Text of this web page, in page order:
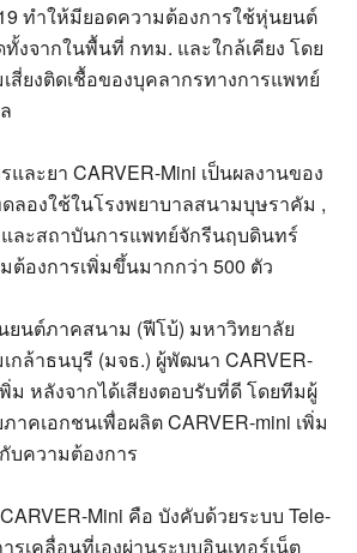
ทำให้มียอดความต้องการใช้หุ่นยนต์
งจากในพื้นที่ กทม. และใกล้เคียง โดย
สี่ยงติดเชื้อของบุคลากรทางการแพทย์
ละยา CARVER-Mini เป็นผลงานของ
ลองใช้ในโรงพยาบาลสนามบุษราคัม ,
ะสถาบันการแพทย์จักรีนฤบดินทร์
องการเพิ่มขึ้นมากกว่า 500 ตัว
ยนต์ภาคสนาม (ฟีโบ้) มหาวิทยาลัย
กล้าธนบุรี (มจธ.) ผู้พัฒนา CARVER-
พิ่ม หลังจากได้เสียงตอบรับที่ดี โดยทีมผู้
คเอกชนเพื่อผลิต CARVER-mini เพิ่ม
บความต้องการ
Mini คือ บังคับด้วยระบบ Tele-
รเคลื่อนที่เองผ่านระบบอินเทอร์เน็ต